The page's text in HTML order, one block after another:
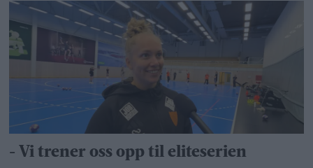
- Vi trener oss opp til eliteserien